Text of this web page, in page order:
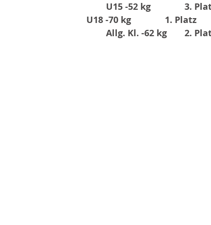
U15 -52 kg
3.
U18 -70 kg
1. Platz
Allg. Kl. -62 kg 2.